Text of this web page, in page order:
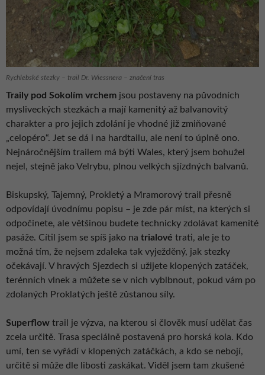
Rychlebské stezky – trail Dr. Wiessnera – značení tras
Traily pod Sokolím vrchem jsou postaveny na původních
mysliveckých stezkách a mají kamenitý až balvanovitý
charakter a pro jejich zdolání je vhodné již zmiňované
„celopéro“. Jet se dá i na hardtailu, ale není to úplně ono.
Nejnáročnějším trailem má býti Wales, který jsem bohužel
nejel, stejně jako Velrybu, plnou velkých sjízdných balvanů.
Biskupský, Tajemný, Prokletý a Mramorový trail přesně
odpovídají úvodnímu popisu – je zde pár míst, na kterých si
odpočinete, ale většinou budete technicky zdolávat kamenité
pasáže. Cítil jsem se spíš jako na trialové trati, ale je to
možná tím, že nejsem zdaleka tak vyježděný, jak stezky
očekávají. V hravých Sjezdech si užijete klopených zatáček,
terénních vlnek a můžete se v nich vyblbnout, pokud vám po
zdolaných Proklatých ještě zůstanou síly.
Superflow trail je výzva, na kterou si člověk musí udělat čas
zcela určitě. Trasa speciálně postavená pro horská kola. Kdo
umí, ten se vyřádí v klopených zatáčkách, a kdo se nebojí,
určitě si může dle libosti zaskákat. Viděl jsem tam zkušené